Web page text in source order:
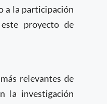
a la participación
proyecto de
relevantes de
la investigación